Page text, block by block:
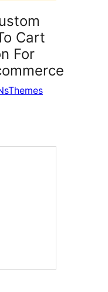
Cart
For